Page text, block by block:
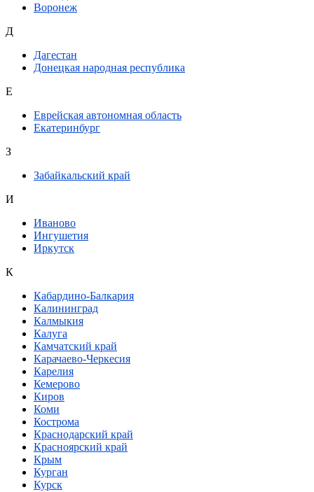
Воронеж
Д
Дагестан
Донецкая народная республика
Е
Еврейская автономная область
Екатеринбург
З
Забайкальский край
И
Иваново
Ингушетия
Иркутск
К
Кабардино-Балкария
Калининград
Калмыкия
Калуга
Камчатский край
Карачаево-Черкесия
Карелия
Кемерово
Киров
Коми
Кострома
Краснодарский край
Красноярский край
Крым
Курган
Курск